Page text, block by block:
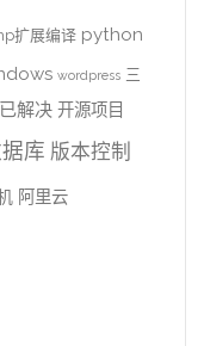
扩展编译 python
wordpress 三
已解决 开源项目
库 版本控制
阿里云